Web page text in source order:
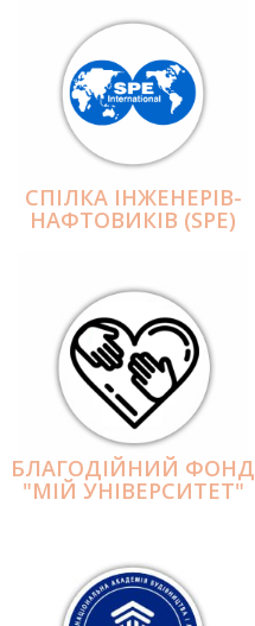
СПІЛКА ІНЖЕНЕРІВ-
НАФТОВИКІВ (SPE)
БЛАГОДІЙНИЙ ФОНД
"МІЙ УНІВЕРСИТЕТ"